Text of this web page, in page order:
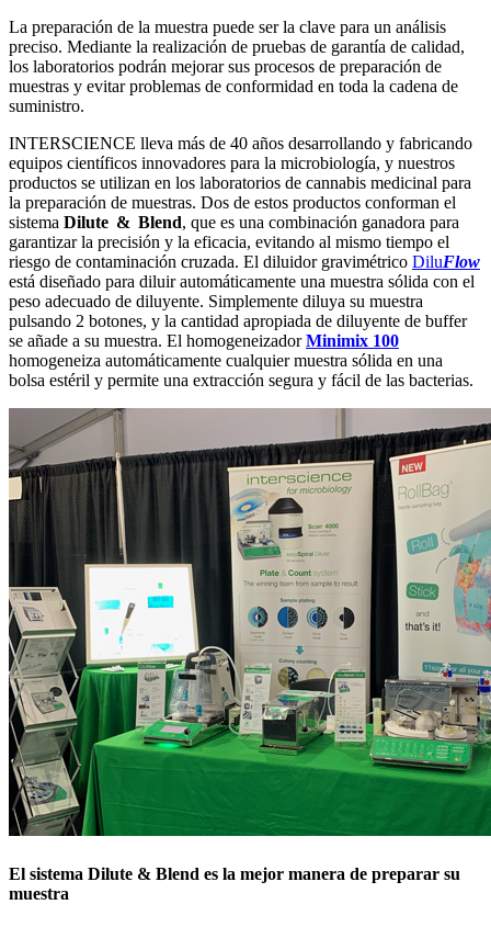
La preparación de la muestra puede ser la clave para un análisis
preciso. Mediante la realización de pruebas de garantía de calidad,
los laboratorios podrán mejorar sus procesos de preparación de
muestras y evitar problemas de conformidad en toda la cadena de
suministro.
INTERSCIENCE lleva más de 40 años desarrollando y fabricando
equipos científicos innovadores para la microbiología, y nuestros
productos se utilizan en los laboratorios de cannabis medicinal para
la preparación de muestras. Dos de estos productos conforman el
sistema Dilute & Blend, que es una combinación ganadora para
garantizar la precisión y la eficacia, evitando al mismo tiempo el
riesgo de contaminación cruzada. El diluidor gravimétrico DiluFlow
está diseñado para diluir automáticamente una muestra sólida con el
peso adecuado de diluyente. Simplemente diluya su muestra
pulsando 2 botones, y la cantidad apropiada de diluyente de buffer
se añade a su muestra. El homogeneizadorMinimix 100
homogeneiza automáticamente cualquier muestra sólida en una
bolsa estéril y permite una extracción segura y fácil de las bacterias.
El sistema Dilute & Blend es la mejor manera de preparar su
muestra